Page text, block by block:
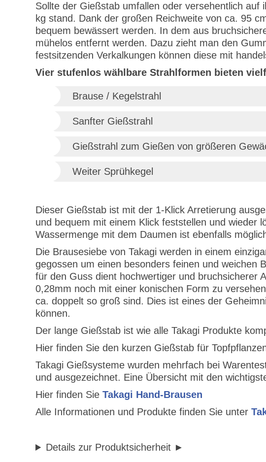
Sollte der Gießstab umfallen oder versehentlich
kg stand. Dank der großen Reichweite von ca. 95
bequem bewässert werden. In dem aus
mühelos entfernt werden. Dazu zieht man den
festsitzenden Verkalkungen können diese mit
Vier stufenlos wählbare Strahlformen bieten
Brause / Kegelstrahl
Sanfter Gießstrahl
Gießstrahl zum Gießen von größeren
Weiter Sprühkegel
Dieser Gießstab ist mit der 1-Klick Arretierung
und bequem mit einem Klick feststellen und wieder
Wassermenge mit dem Daumen ist ebenfalls
Die Brausesiebe von Takagi werden in einem
gegossen um einen besonders feinen und weichen
für den Guss dient hochwertiger und bruchsicherer
0,28mm noch mit einer konischen Form zu
ca. doppelt so groß sind. Dies ist eines der
können.
Der lange Gießstab ist wie alle Takagi Produkte
Hier finden Sie den kurzen Gießstab für
Takagi Gießsysteme wurden mehrfach bei
und ausgezeichnet. Eine Übersicht mit den
Hier finden Sie Takagi Hand-Brausen
Alle Informationen und Produkte finden Sie unter
Details zur Produktsicherheit